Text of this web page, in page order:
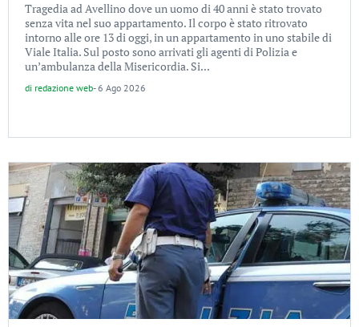
Tragedia ad Avellino dove un uomo di 40 anni è stato trovato
senza vita nel suo appartamento. Il corpo è stato ritrovato
intorno alle ore 13 di oggi, in un appartamento in uno stabile di
Viale Italia. Sul posto sono arrivati gli agenti di Polizia e
un’ambulanza della Misericordia. Si...
di redazione web-6 Ago 2026